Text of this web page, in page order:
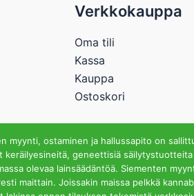
Verkkokauppa
Oma tili
Kassa
Kauppa
Ostoskori
Cannabisstore.fi |
myynti, ostaminen ja hallussapito on
keräilyesineitä, geneettisiä
olevaa lainsäädäntöä. Siementen
maittain. Joissakin maissa pelkkä